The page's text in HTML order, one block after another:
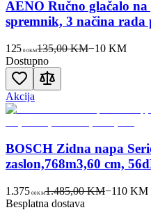
AENO Ručno glačalo
spremnik, 3 načina rada
125 00KM135,00 KM−10 KM
Dostupno
Akcija
BOSCH Zidna napa
zaslon,768m3,60 cm,
1.375 00KM1.485,00 KM−110KM
Besplatna dostava